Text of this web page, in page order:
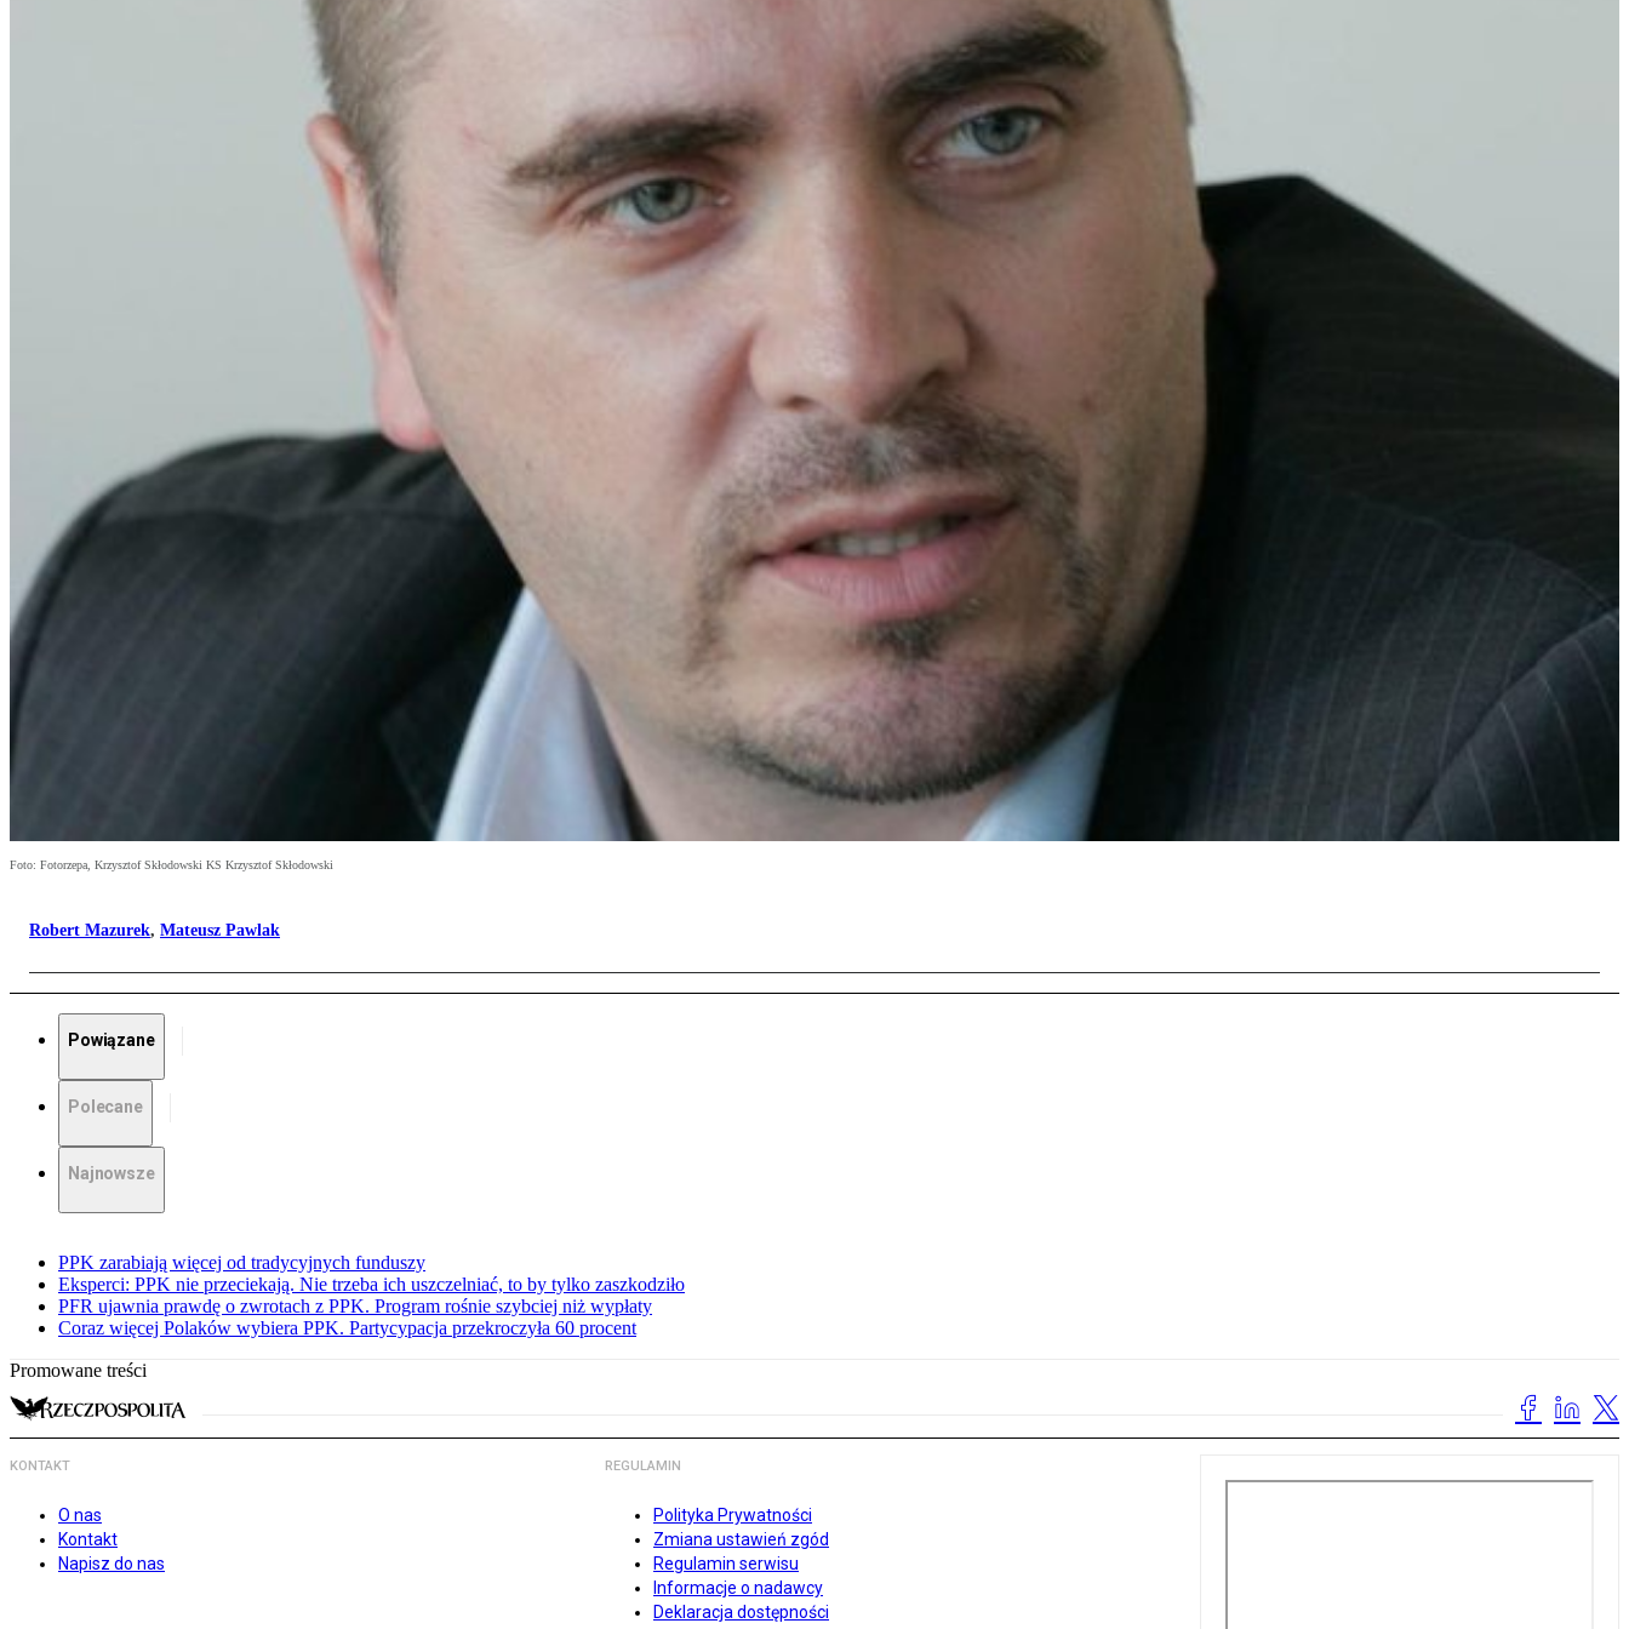
Foto: Fotorzepa, Krzysztof Skłodowski KS Krzysztof Skłodowski
Robert Mazurek, Mateusz Pawlak
Powiązane
Polecane
Najnowsze
PPK zarabiają więcej od tradycyjnych funduszy
Eksperci: PPK nie przeciekają. Nie trzeba ich uszczelniać, to by tylko zaszkodziło
PFR ujawnia prawdę o zwrotach z PPK. Program rośnie szybciej niż wypłaty
Coraz więcej Polaków wybiera PPK. Partycypacja przekroczyła 60 procent
Promowane treści
KONTAKT
O nas
Kontakt
Napisz do nas
REGULAMIN
Polityka Prywatności
Zmiana ustawień zgód
Regulamin serwisu
Informacje o nadawcy
Deklaracja dostępności